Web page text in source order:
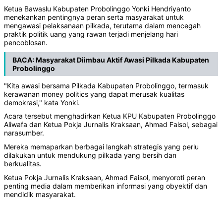
Ketua Bawaslu Kabupaten Probolinggo Yonki Hendriyanto
menekankan pentingnya peran serta masyarakat untuk
mengawasi pelaksanaan pilkada, terutama dalam mencegah
praktik politik uang yang rawan terjadi menjelang hari
pencoblosan.
BACA:Masyarakat Diimbau Aktif Awasi Pilkada Kabupaten
Probolinggo
"Kita awasi bersama Pilkada Kabupaten Probolinggo, termasuk
kerawanan money politics yang dapat merusak kualitas
demokrasi," kata Yonki.
Acara tersebut menghadirkan Ketua KPU Kabupaten Probolinggo
Aliwafa dan Ketua Pokja Jurnalis Kraksaan, Ahmad Faisol, sebagai
narasumber.
Mereka memaparkan berbagai langkah strategis yang perlu
dilakukan untuk mendukung pilkada yang bersih dan
berkualitas.
Ketua Pokja Jurnalis Kraksaan, Ahmad Faisol, menyoroti peran
penting media dalam memberikan informasi yang obyektif dan
mendidik masyarakat.